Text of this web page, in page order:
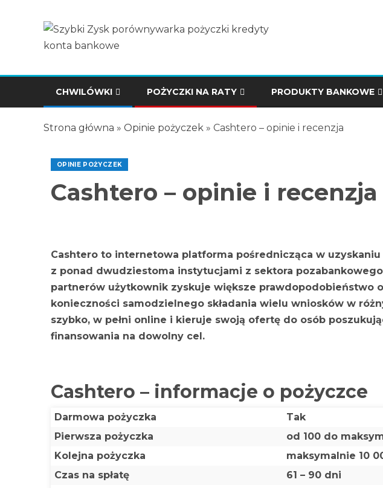
CHWILÓWKI POŻYCZKI NA RATY PRODUKTY BANKOWE
Strona główna » Opinie pożyczek » Cashtero – opinie i recenzja
OPINIE POŻYCZEK
Cashtero – opinie i recenzja
Cashtero to internetowa platforma pośrednicząca w uzyskaniu
z ponad dwudziestoma instytucjami z sektora
partnerów użytkownik zyskuje większe prawdopodobieństwo
konieczności samodzielnego składania wielu wniosków w
szybko, w pełni online i kieruje swoją ofertę do osób
finansowania na dowolny cel.
Cashtero – informacje o pożyczce
Darmowa pożyczka
Tak
Pierwsza pożyczka
od 100 do
Kolejna pożyczka
maksymalnie 10
Czas na spłatę
61 – 90 dni